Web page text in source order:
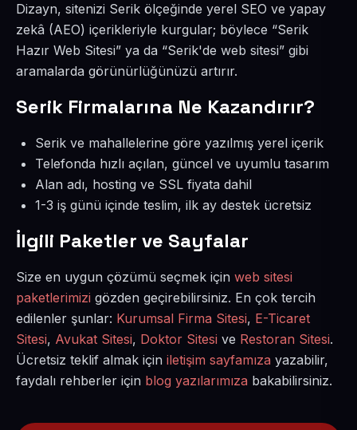
Dizayn, sitenizi Serik ölçeğinde yerel SEO ve yapay
zekâ (AEO) içerikleriyle kurgular; böylece “Serik
Hazır Web Sitesi” ya da “Serik'de web sitesi” gibi
aramalarda görünürlüğünüzü artırır.
Serik Firmalarına Ne Kazandırır?
Serik ve mahallelerine göre yazılmış yerel içerik
Telefonda hızlı açılan, güncel ve uyumlu tasarım
Alan adı, hosting ve SSL fiyata dahil
1-3 iş günü içinde teslim, ilk ay destek ücretsiz
İlgili Paketler ve Sayfalar
Size en uygun çözümü seçmek için web sitesi
paketlerimizi gözden geçirebilirsiniz. En çok tercih
edilenler şunlar: Kurumsal Firma Sitesi, E-Ticaret
Sitesi, Avukat Sitesi, Doktor Sitesi ve Restoran Sitesi.
Ücretsiz teklif almak için iletişim sayfamıza yazabilir,
faydalı rehberler için blog yazılarımıza bakabilirsiniz.